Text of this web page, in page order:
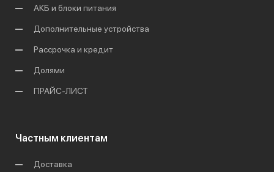
АКБ и блоки питания
Дополнительные устройства
Рассрочка и кредит
Долями
ПРАЙС-ЛИСТ
Частным клиентам
Доставка